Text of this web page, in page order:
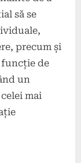
să se
precum și
funcție de
un
mai